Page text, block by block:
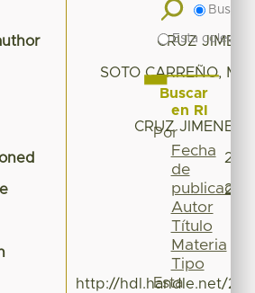
CRUZ
SOTO CARREÑO,
CRUZ JIMENEZ,
http://hdl.handle.net/
Buscar
Esta
Buscar
en RI
Por
Fecha
de
publicación
Autor
Título
Materia
Tipo
Esta